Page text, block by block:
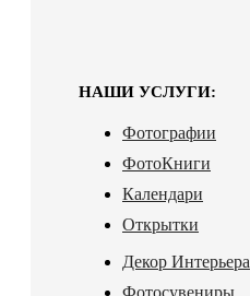
НАШИ УСЛУГИ:
Фотографии
ФотоКниги
Календари
Открытки
Декор Интерьера
Фотосувениры